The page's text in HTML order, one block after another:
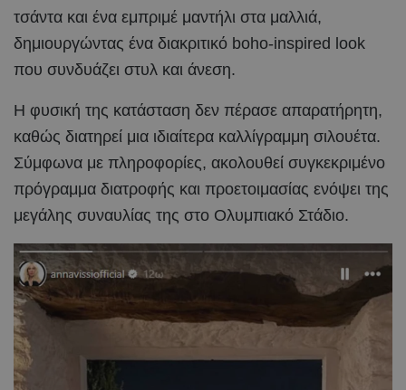
τσάντα και ένα εμπριμέ μαντήλι στα μαλλιά,
δημιουργώντας ένα διακριτικό boho-inspired look
που συνδυάζει στυλ και άνεση.
Η φυσική της κατάσταση δεν πέρασε απαρατήρητη,
καθώς διατηρεί μια ιδιαίτερα καλλίγραμμη σιλουέτα.
Σύμφωνα με πληροφορίες, ακολουθεί συγκεκριμένο
πρόγραμμα διατροφής και προετοιμασίας ενόψει της
μεγάλης συναυλίας της στο Ολυμπιακό Στάδιο.